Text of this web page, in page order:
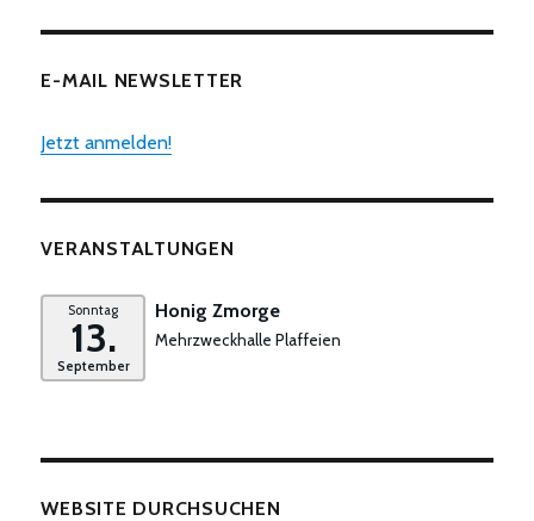
E-MAIL NEWSLETTER
Jetzt anmelden!
VERANSTALTUNGEN
Sonntag
13.
September
Honig Zmorge
Mehrzweckhalle Plaffeien
WEBSITE DURCHSUCHEN